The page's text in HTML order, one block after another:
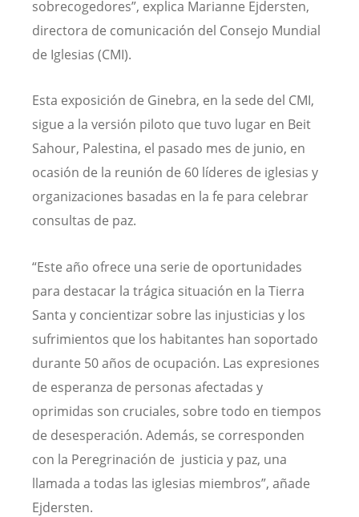
sobrecogedores”, explica Marianne Ejdersten,
directora de comunicación del Consejo Mundial
de Iglesias (CMI).
Esta exposición de Ginebra, en la sede del CMI,
sigue a la versión piloto que tuvo lugar en Beit
Sahour, Palestina, el pasado mes de junio, en
ocasión de la reunión de 60 líderes de iglesias y
organizaciones basadas en la fe para celebrar
consultas de paz.
“Este año ofrece una serie de oportunidades
para destacar la trágica situación en la Tierra
Santa y concientizar sobre las injusticias y los
sufrimientos que los habitantes han soportado
durante 50 años de ocupación. Las expresiones
de esperanza de personas afectadas y
oprimidas son cruciales, sobre todo en tiempos
de desesperación. Además, se corresponden
con la Peregrinación de justicia y paz, una
llamada a todas las iglesias miembros”, añade
Ejdersten.